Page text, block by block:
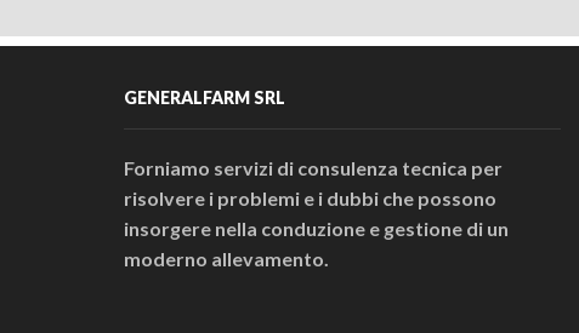
GENERALFARM SRL
Forniamo servizi di consulenza tecnica per
risolvere i problemi e i dubbi che possono
insorgere nella conduzione e gestione di un
moderno allevamento.